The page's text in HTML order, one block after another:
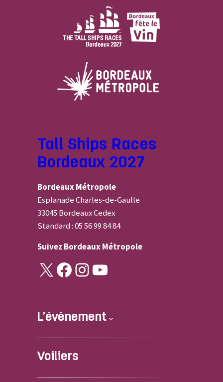
Tall Ships Races
Bordeaux 2027
Bordeaux Métropole
Esplanade Charles-de-Gaulle
33045 Bordeaux Cedex
Standard : 05 56 99 84 84
Suivez Bordeaux Métropole
X Facebook InstagramYouTube
L’évènement
Voiliers